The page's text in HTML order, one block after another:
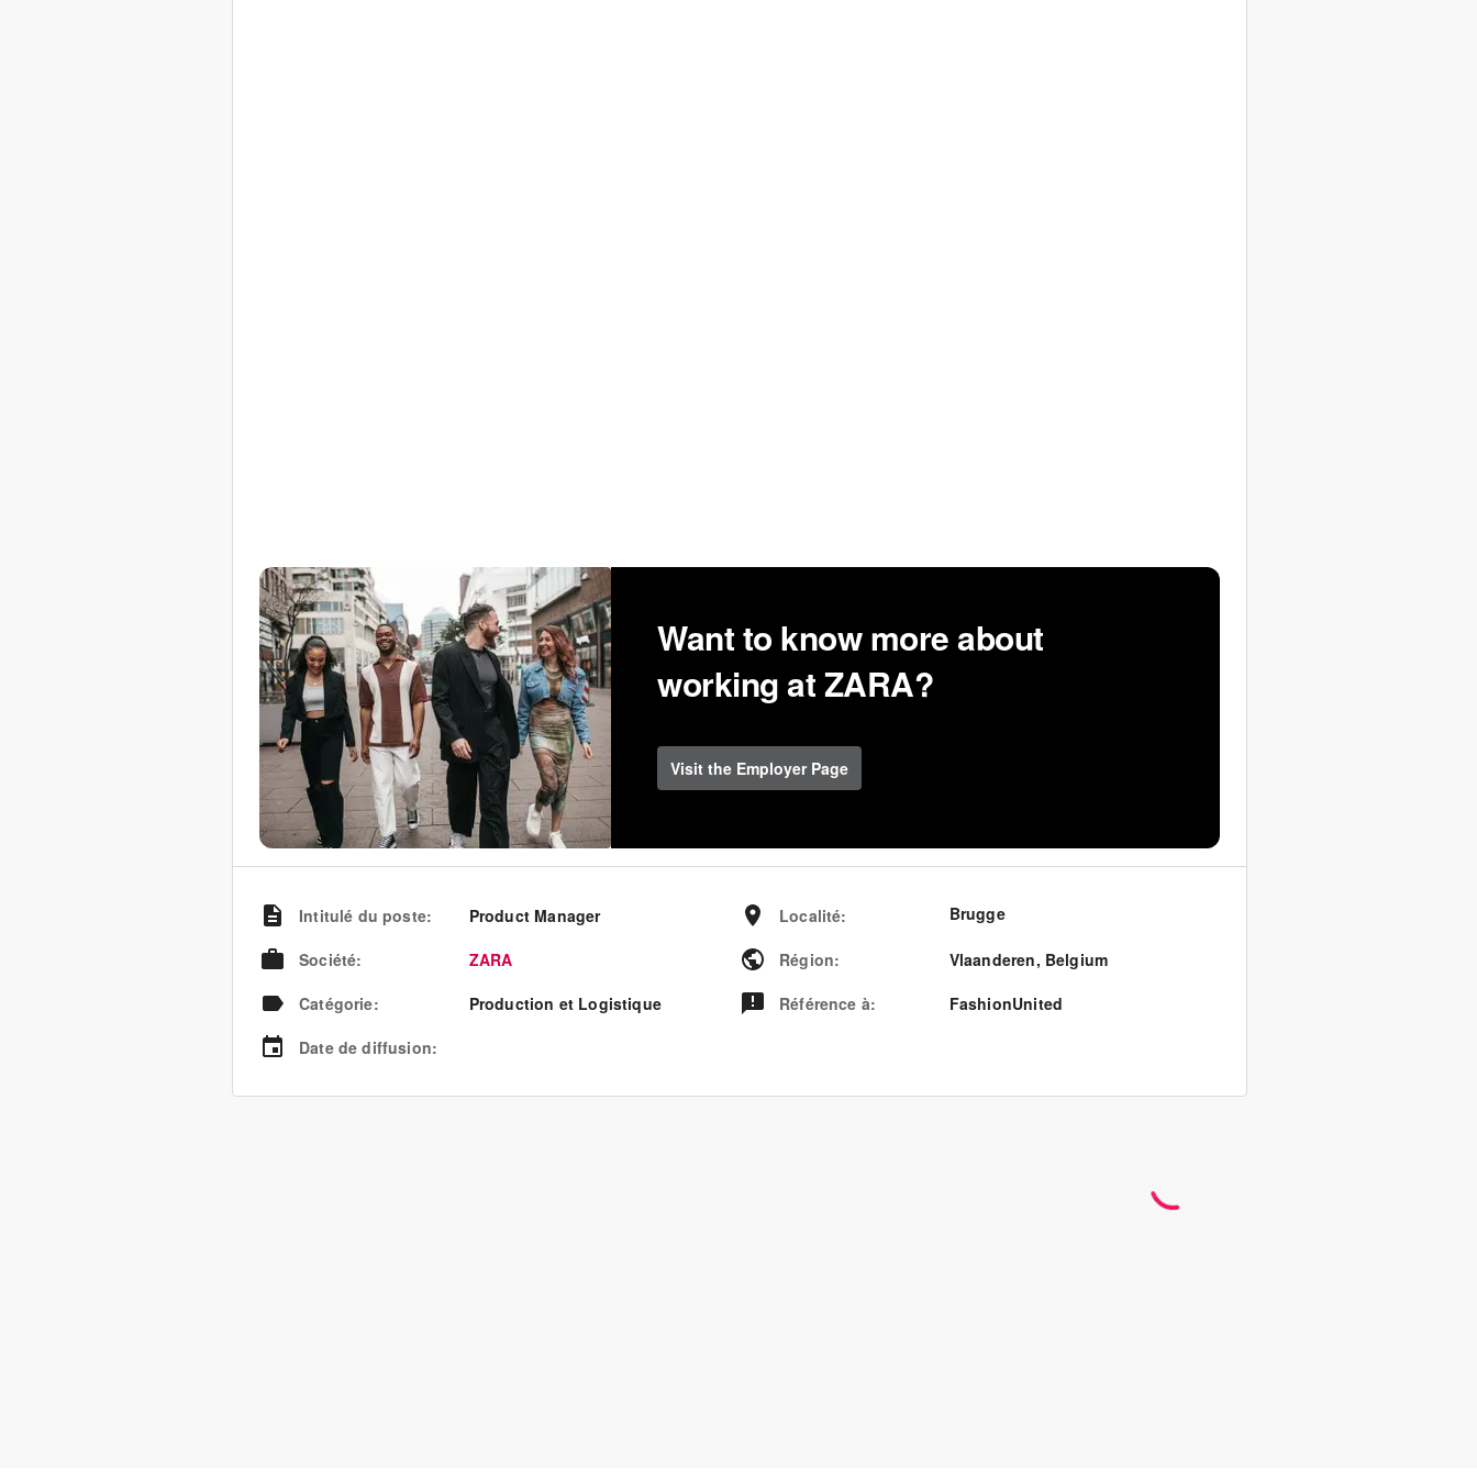
Want to know more about
working at ZARA?
Visit the Employer Page
Intitulé du poste:
Product Manager
Société:
ZARA
Catégorie:
Production et Logistique
Date de diffusion:
Localité: Brugge
Région: Vlaanderen, Belgium
Référence à: FashionUnited